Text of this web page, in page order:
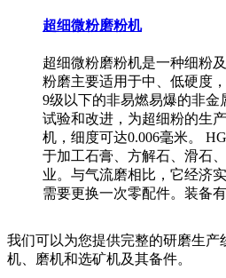
超细微粉磨粉机
超细微粉磨粉机是一种细粉
粉磨主要适用于中、低硬度
9级以下的非易燃易爆的非金
试验和改进，为超细粉的生
机，细度可达0.006毫米。
于加工石膏、方解石、滑石
业。与气流磨相比，它经济
需要更换一次零配件。装备
我们可以为您提供完整的研磨生
机、磨机和选矿机及其备件。